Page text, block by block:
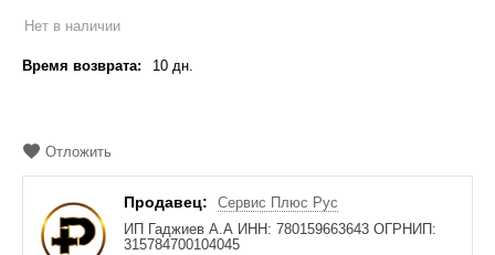
Нет в наличии
Время возврата: 10 дн.
Отложить
Продавец:
Сервис Плюс Рус
ИП Гаджиев А.А ИНН: 780159663643 ОГРНИП:
315784700104045